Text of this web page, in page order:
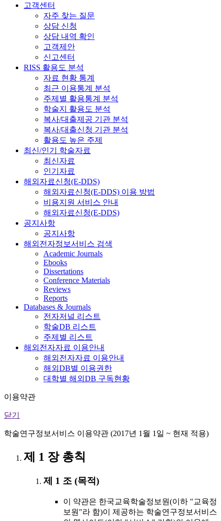
고객센터
자주 찾는 질문
상담 신청
상담 내역 확인
고객제안
신고센터
RISS 활용도 분석
자료 현황 통계
최근 이용통계 분석
주제별 활용통계 분석
학술지 활용도 분석
복사/대출제공 기관 분석
복사/대출신청 기관 분석
활용도 높은 주제
최신/인기 학술자료
최신자료
인기자료
해외자료신청(E-DDS)
해외자료신청(E-DDS) 이용 방법
비용지원 서비스 안내
해외자료신청(E-DDS)
공지사항
공지사항
해외전자정보서비스 검색
Academic Journals
Ebooks
Dissertations
Conference Materials
Reviews
Reports
Databases & Journals
전자저널 리스트
학술DB 리스트
주제별 리스트
해외전자자료 이용안내
해외전자자료 이용안내
해외DB별 이용권한
대학별 해외DB 구독현황
이용약관
닫기
학술연구정보서비스 이용약관 (2017년 1월 1일 ~ 현재 적용)
제 1 장 총칙
제 1 조 (목적)
이 약관은 한국교육학술정보원(이하 "교육정
보원"라 함)이 제공하는 학술연구정보서비스